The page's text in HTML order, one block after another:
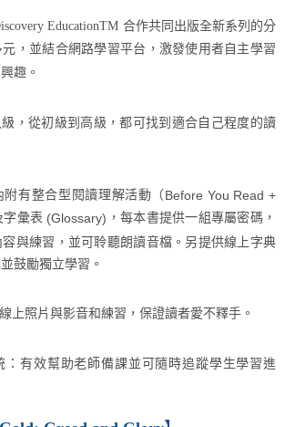
EducationTM 合作共同出版全新系列的分
，並結合網路學習平台，激發使用者自主學習
趣。
，從初級到高級，都可找到適合自己程度的讀
附有整合型閱讀理解活動（Before You Read +
字彙表 (Glossary) ，每本書提供一組專屬密碼，
與練習，並可聆聽朗讀音檔。另提供線上字典
鼓勵獨立學習。
上照片與影音和練習，保證讀者愛不釋手。
：有效幫助老師備課並可隨時追蹤學生學習進